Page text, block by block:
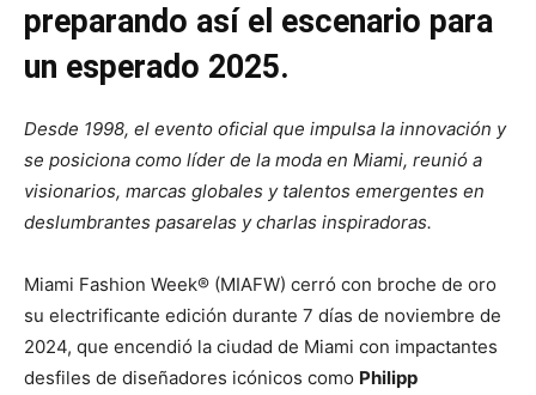
preparando así el escenario para
un esperado 2025.
Desde 1998, el evento oficial que impulsa la innovación y
se posiciona como líder de la moda en Miami, reunió a
visionarios, marcas globales y talentos emergentes en
deslumbrantes pasarelas y charlas inspiradoras.
Miami Fashion Week® (MIAFW) cerró con broche de oro
su electrificante edición durante 7 días de noviembre de
2024, que encendió la ciudad de Miami con impactantes
desfiles de diseñadores icónicos como Philipp